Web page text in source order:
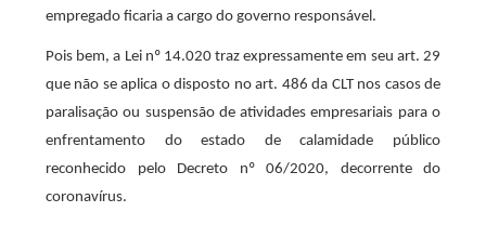
empregado ficaria a cargo do governo responsável.
Pois bem, a Lei nº 14.020 traz expressamente em seu art. 29
que não se aplica o disposto no art. 486 da CLT nos casos de
paralisação ou suspensão de atividades empresariais para o
enfrentamento do estado de calamidade público
reconhecido pelo Decreto nº 06/2020, decorrente do
coronavírus.